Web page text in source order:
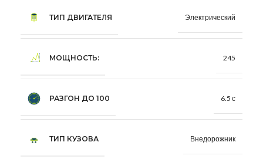
ТИП ДВИГАТЕЛЯ Электрический
МОЩНОСТЬ: 245
РАЗГОН ДО 100 6.5 с
ТИП КУЗОВА Внедорожник